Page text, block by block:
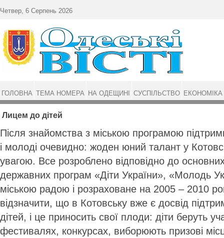
Лицем до дітей
Після знайомства з міською програмою
і молоді очевидно: жоден юний талант у
увагою. Все розроблено відповідно до
державних програм «Діти України», «Молодь
міською радою і розраховане на 2005 – 2010
відзначити, що в Котовську вже є досвід
дітей, і це приносить свої плоди: діти беруть
фестивалях, конкурсах, виборюють призові
Четвер, 6 Серпень 2026
ГОЛОВНА ТЕМА НОМЕРА НА ОДЕЩИНІ СУСПІЛЬСТВО ЕКОНОМІКА